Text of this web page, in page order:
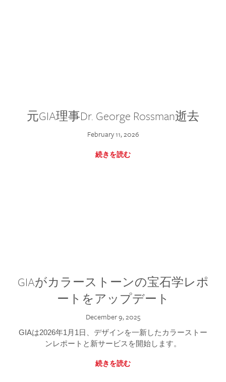
元GIA理事Dr. George Rossman逝去
February 11, 2026
続きを読む
GIAがカラーストーンの宝石学レポ
ートをアップデート
December 9, 2025
GIAは2026年1月1日、デザインを一新したカラーストー
ンレポートと新サービスを開始します。
続きを読む